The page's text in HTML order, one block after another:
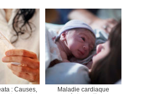
: Causes,
Maladie cardiaque